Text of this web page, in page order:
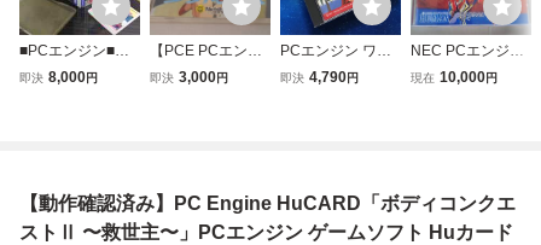
■PCエンジン■ワ
ンダーモモ■HUカ
即決 8,000円
【PCE PCエンジ
ン SUPER CD-RO
即決 3,000円
PCエンジン ワン
ダーモモ ハガキ
即決 4,790円
NEC PCエンジン
PC Engine Heカ
ープロレスリング
LegendBout
現在 10,000円
【動作確認済み】PC Engine HuCARD「ボディコンクエ
ストⅡ 〜救世主〜」PCエンジン ゲームソフト Huカード